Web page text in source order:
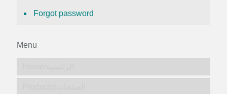
Forgot password
Menu